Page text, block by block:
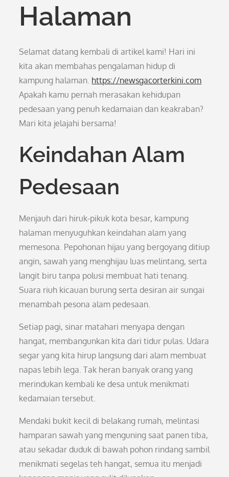
Halaman
Selamat datang kembali di artikel kami! Hari ini
kita akan membahas pengalaman hidup di
kampung halaman. https://newsgacorterkini.com
Apakah kamu pernah merasakan kehidupan
pedesaan yang penuh kedamaian dan keakraban?
Mari kita jelajahi bersama!
Keindahan Alam
Pedesaan
Menjauh dari hiruk-pikuk kota besar, kampung
halaman menyuguhkan keindahan alam yang
memesona. Pepohonan hijau yang bergoyang ditiup
angin, sawah yang menghijau luas melintang, serta
langit biru tanpa polusi membuat hati tenang.
Suara riuh kicauan burung serta desiran air sungai
menambah pesona alam pedesaan.
Setiap pagi, sinar matahari menyapa dengan
hangat, membangunkan kita dari tidur pulas. Udara
segar yang kita hirup langsung dari alam membuat
napas lebih lega. Tak heran banyak orang yang
merindukan kembali ke desa untuk menikmati
kedamaian tersebut.
Mendaki bukit kecil di belakang rumah, melintasi
hamparan sawah yang menguning saat panen tiba,
atau sekadar duduk di bawah pohon rindang sambil
menikmati segelas teh hangat, semua itu menjadi